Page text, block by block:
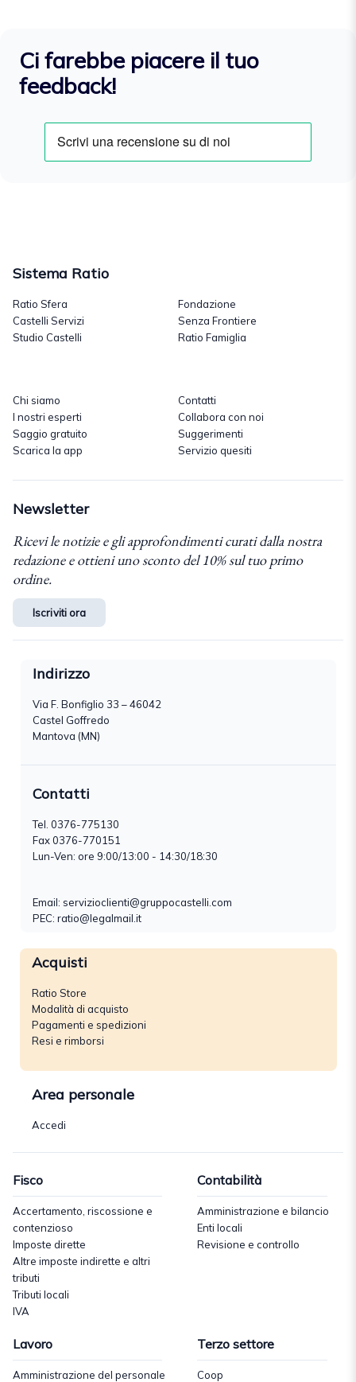
Ci farebbe piacere il tuo
feedback!
Sistema Ratio
Ratio Sfera
Castelli Servizi
Studio Castelli
Fondazione
Senza Frontiere
Ratio Famiglia
Chi siamo
I nostri esperti
Saggio gratuito
Scarica la app
Contatti
Collabora con noi
Suggerimenti
Servizio quesiti
Newsletter
Ricevi le notizie e gli approfondimenti curati dalla nostra
redazione e ottieni uno sconto del 10% sul tuo primo
ordine.
Iscriviti ora
Indirizzo
Via F. Bonfiglio 33 – 46042
Castel Goffredo
Mantova (MN)
Contatti
Tel. 0376-775130
Fax 0376-770151
Lun-Ven: ore 9:00/13:00 - 14:30/18:30
Email: servizioclienti@gruppocastelli.com
PEC: ratio@legalmail.it
Acquisti
Ratio Store
Modalità di acquisto
Pagamenti e spedizioni
Resi e rimborsi
Area personale
Accedi
Fisco
Accertamento, riscossione e
contenzioso
Imposte dirette
Altre imposte indirette e altri
tributi
Tributi locali
IVA
Contabilità
Amministrazione e bilancio
Enti locali
Revisione e controllo
Lavoro
Amministrazione del personale
Terzo settore
Coop